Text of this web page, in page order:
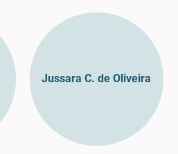
Jussara C. de Oliveira